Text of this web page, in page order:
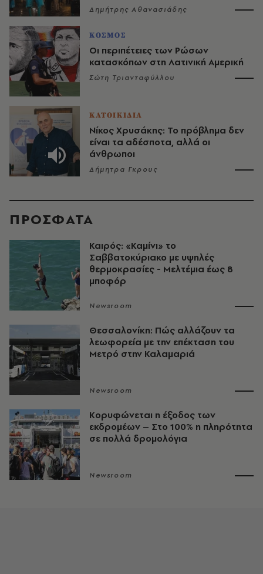
Δημήτρης Αθανασιάδης
ΚΟΣΜΟΣ
Οι περιπέτειες των Ρώσων
κατασκόπων στη Λατινική Αμερική
Σώτη Τριανταφύλλου
ΚΑΤΟΙΚΙΔΙΑ
Νίκος Χρυσάκης: Το πρόβλημα δεν
είναι τα αδέσποτα, αλλά οι
άνθρωποι
Δήμητρα Γκρους
ΠΡΟΣΦΑΤΑ
Καιρός: «Καμίνι» το
Σαββατοκύριακο με υψηλές
θερμοκρασίες - Mελτέμια έως 8
μποφόρ
Newsroom
Θεσσαλονίκη: Πώς αλλάζουν τα
λεωφορεία με την επέκταση του
Μετρό στην Καλαμαριά
Newsroom
Κορυφώνεται η έξοδος των
εκδρομέων – Στο 100% η πληρότητα
σε πολλά δρομολόγια
Newsroom